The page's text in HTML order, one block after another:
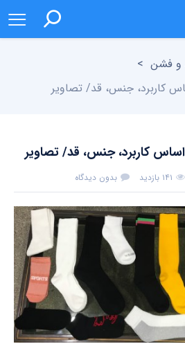
و فشن >
کاربرد، جنس، قد/ تصاویر
کاربرد، جنس، قد/ تصاویر
۱۴۱ بازدید بدون دیدگاه